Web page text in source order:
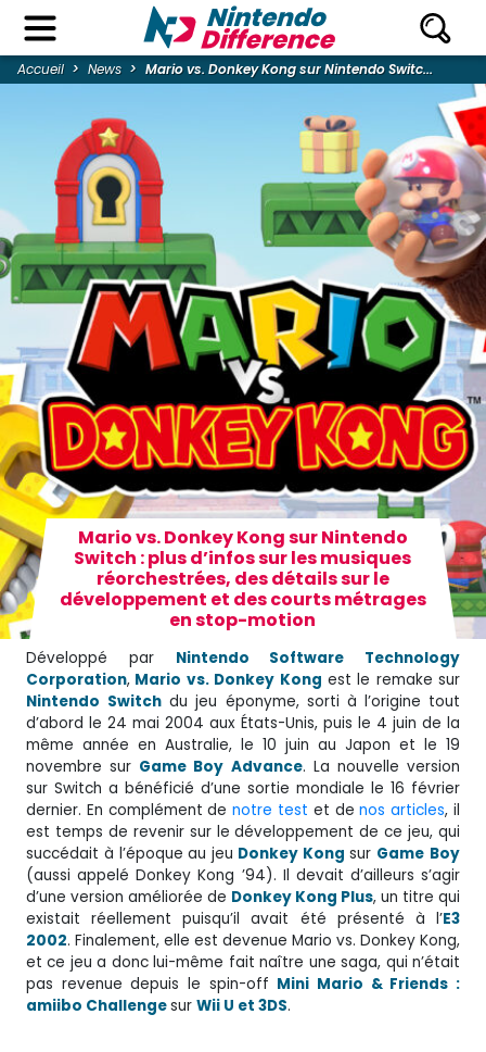
Accueil News Mario vs. Donkey Kong sur Nintendo Switc...
Mario vs. Donkey Kong sur Nintendo
Switch : plus d’infos sur les musiques
réorchestrées, des détails sur le
développement et des courts métrages
en stop-motion
Développé par Nintendo Software Technology
Corporation, Mario vs. Donkey Kong est le remake sur
Nintendo Switch du jeu éponyme, sorti à l’origine tout
d’abord le 24 mai 2004 aux États-Unis, puis le 4 juin de la
même année en Australie, le 10 juin au Japon et le 19
novembre sur Game Boy Advance. La nouvelle version
sur Switch a bénéficié d’une sortie mondiale le 16 février
dernier. En complément denotre test et denos articles, il
est temps de revenir sur le développement de ce jeu, qui
succédait à l’époque au jeu Donkey Kong sur Game Boy
(aussi appelé Donkey Kong ’94). Il devait d’ailleurs s’agir
d’une version améliorée de Donkey Kong Plus, un titre qui
existait réellement puisqu’il avait été présenté à l’E3
2002. Finalement, elle est devenue Mario vs. Donkey Kong,
et ce jeu a donc lui-même fait naître une saga, qui n’était
pas revenue depuis le spin-off Mini Mario & Friends :
amiibo Challengesur Wii U et 3DS.